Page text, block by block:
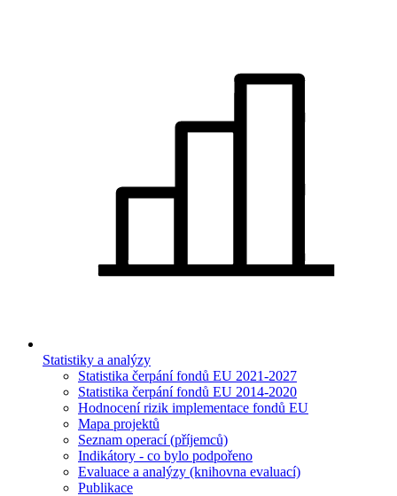
Statistiky a analýzy
Statistika čerpání fondů EU 2021-2027
Statistika čerpání fondů EU 2014-2020
Hodnocení rizik implementace fondů EU
Mapa projektů
Seznam operací (příjemců)
Indikátory - co bylo podpořeno
Evaluace a analýzy (knihovna evaluací)
Publikace